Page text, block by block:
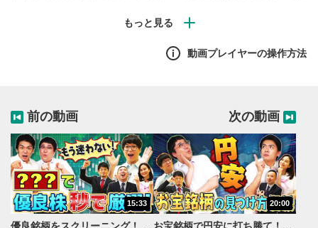
を始めた森永先生が発見した勝ちパターンとは？ また、
テスタくんの最新の私生活事情にもマヂラブが鋭く切り込
む！ 学びあり、笑いありの動画セミナーをぜひお楽しみ
動画プレイヤーの操作方法
前の動画
15:33
次の動画
20:00